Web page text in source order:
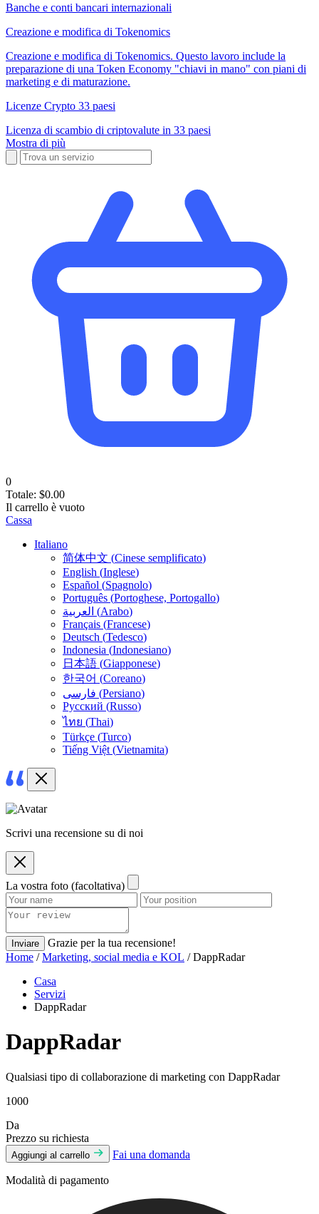
Banche e conti bancari internazionali
Creazione e modifica di Tokenomics
Creazione e modifica di Tokenomics. Questo lavoro include la
preparazione di una Token Economy "chiavi in mano" con piani di
marketing e di maturazione.
Licenze Crypto 33 paesi
Licenza di scambio di criptovalute in 33 paesi
Mostra di più
0
Totale: $0.00
Il carrello è vuoto
Cassa
Italiano
简体中文 (Cinese semplificato)
English (Inglese)
Español (Spagnolo)
Português (Portoghese, Portogallo)
العربية (Arabo)
Français (Francese)
Deutsch (Tedesco)
Indonesia (Indonesiano)
日本語 (Giapponese)
한국어 (Coreano)
فارسی (Persiano)
Русский (Russo)
ไทย (Thai)
Türkçe (Turco)
Tiếng Việt (Vietnamita)
Scrivi una recensione su di noi
La vostra foto (facoltativa)
Inviare
Grazie per la tua recensione!
Home /Marketing, social media e KOL / DappRadar
Casa
Servizi
DappRadar
DappRadar
Qualsiasi tipo di collaborazione di marketing con DappRadar
1000
Da
Prezzo su richiesta
Aggiungi al carrello Fai una domanda
Modalità di pagamento